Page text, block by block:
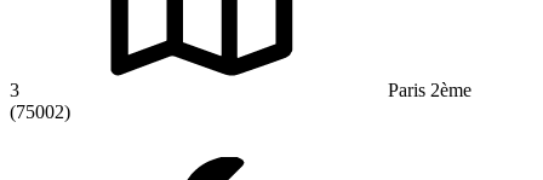
3
Paris 2ème
(75002)